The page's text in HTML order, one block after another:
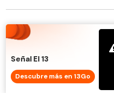
Señal El 13
Descubre más en 13Go